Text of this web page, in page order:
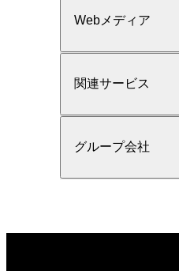
Webメディア
関連サービス
グループ会社